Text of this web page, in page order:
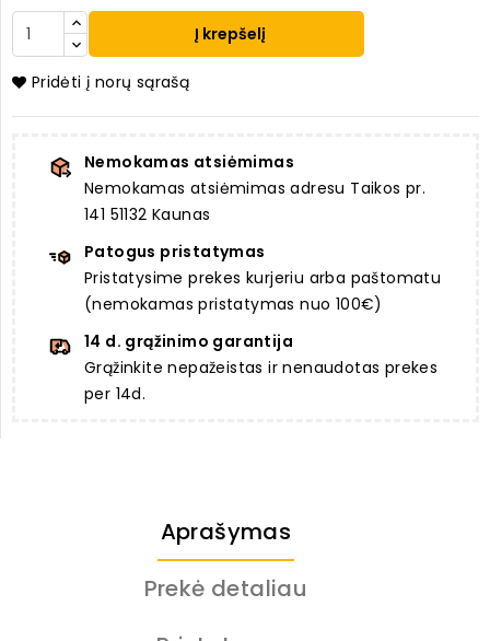
Į krepšelį
Pridėti į norų sąrašą
Nemokamas atsiėmimas
Nemokamas atsiėmimas adresu Taikos pr.
141 51132 Kaunas
Patogus pristatymas
Pristatysime prekes kurjeriu arba paštomatu
(nemokamas pristatymas nuo 100€)
14 d. grąžinimo garantija
Grąžinkite nepažeistas ir nenaudotas prekes
per 14d.
Aprašymas
Prekė detaliau